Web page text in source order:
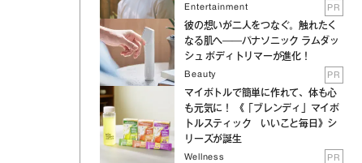
Entertainment PR
彼の想いが二人をつなぐ。触れたく
なる肌へ──パナソニック ラムダッ
シュ ボディトリマーが進化！
Beauty PR
マイボトルで簡単に作れて、体も心
も元気に！ 《「ブレンディ」マイボ
トルスティック いいこと毎日》シ
リーズが誕生
Wellness PR